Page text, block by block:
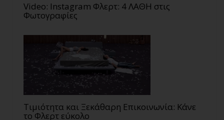
Video: Instagram Φλερτ: 4 ΛΑΘΗ στις
Φωτογραφίες
Τιμιότητα και Ξεκάθαρη Επικοινωνία: Κάνε
το Φλερτ εύκολο